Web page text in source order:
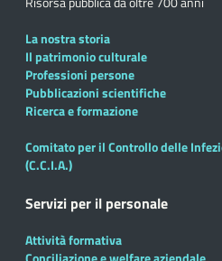
La nostra storia
Il patrimonio culturale
Professioni persone
Pubblicazioni scientifiche
Ricerca e formazione
Comitato per il Controllo delle
(C.C.I.A.)
Servizi per il personale
Attività formativa